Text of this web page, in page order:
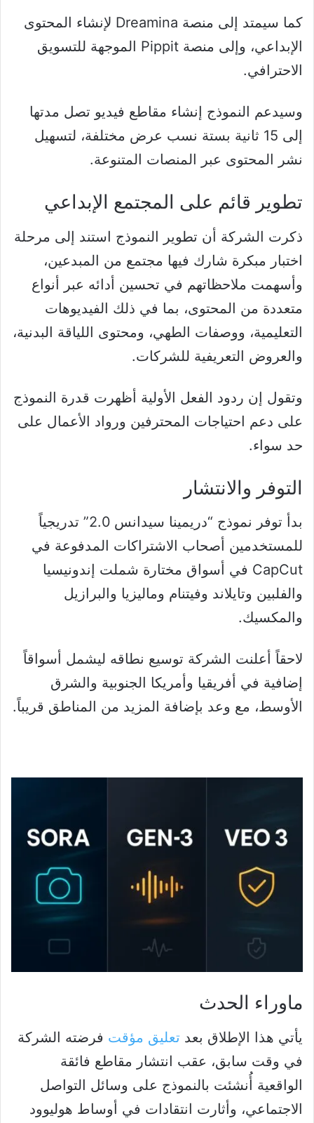
كما سيمتد إلى منصة Dreamina لإنشاء المحتوى
الإبداعي، وإلى منصة Pippit الموجهة للتسويق
الاحترافي.
وسيدعم النموذج إنشاء مقاطع فيديو تصل مدتها
إلى 15 ثانية بستة نسب عرض مختلفة، لتسهيل
نشر المحتوى عبر المنصات المتنوعة.
تطوير قائم على المجتمع الإبداعي
ذكرت الشركة أن تطوير النموذج استند إلى مرحلة
اختبار مبكرة شارك فيها مجتمع من المبدعين،
وأسهمت ملاحظاتهم في تحسين أدائه عبر أنواع
متعددة من المحتوى، بما في ذلك الفيديوهات
التعليمية، ووصفات الطهي، ومحتوى اللياقة البدنية،
والعروض التعريفية للشركات.
وتقول إن ردود الفعل الأولية أظهرت قدرة النموذج
على دعم احتياجات المحترفين ورواد الأعمال على
حد سواء.
التوفر والانتشار
بدأ توفر نموذج “دريمينا سيدانس 2.0” تدريجياً
للمستخدمين أصحاب الاشتراكات المدفوعة في
CapCut في أسواق مختارة شملت إندونيسيا
والفلبين وتايلاند وفيتنام وماليزيا والبرازيل
والمكسيك.
لاحقاً أعلنت الشركة توسيع نطاقه ليشمل أسواقاً
إضافية في أفريقيا وأمريكا الجنوبية والشرق
الأوسط، مع وعد بإضافة المزيد من المناطق قريباً.
ماوراء الحدث
يأتي هذا الإطلاق بعد تعليق مؤقت فرضته الشركة
في وقت سابق، عقب انتشار مقاطع فائقة
الواقعية أُنشئت بالنموذج على وسائل التواصل
الاجتماعي، وأثارت انتقادات في أوساط هوليوود